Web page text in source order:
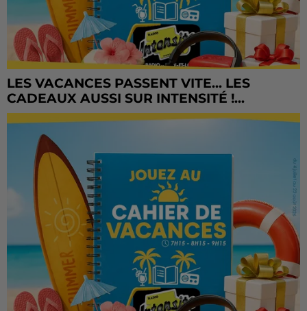
LES VACANCES PASSENT VITE... LES
CADEAUX AUSSI SUR INTENSITÉ !...